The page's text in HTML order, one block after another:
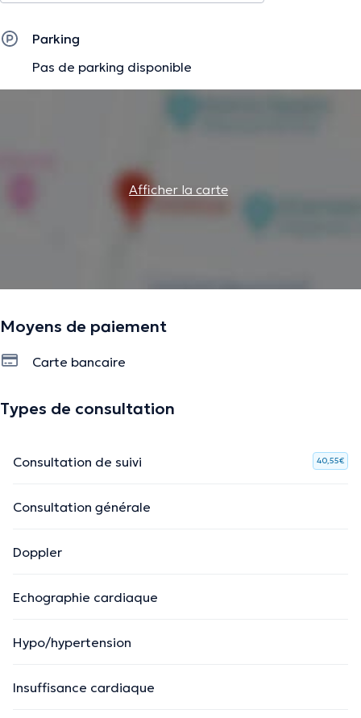
Parking
Pas de parking disponible
Afficher la carte
Moyens de paiement
Carte bancaire
Types de consultation
Consultation de suivi 40,55€
Consultation générale
Doppler
Echographie cardiaque
Hypo/hypertension
Insuffisance cardiaque